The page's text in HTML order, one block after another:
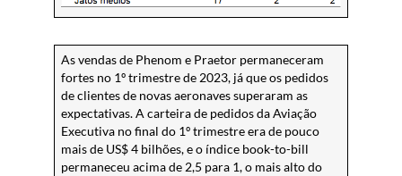
As vendas de Phenom e Praetor permaneceram
fortes no 1º trimestre de 2023, já que os pedidos
de clientes de novas aeronaves superaram as
expectativas. A carteira de pedidos da Aviação
Executiva no final do 1º trimestre era de pouco
mais de US$ 4 bilhões, e o índice book-to-bill
permaneceu acima de 2,5 para 1, o mais alto do